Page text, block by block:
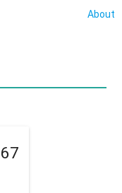
About